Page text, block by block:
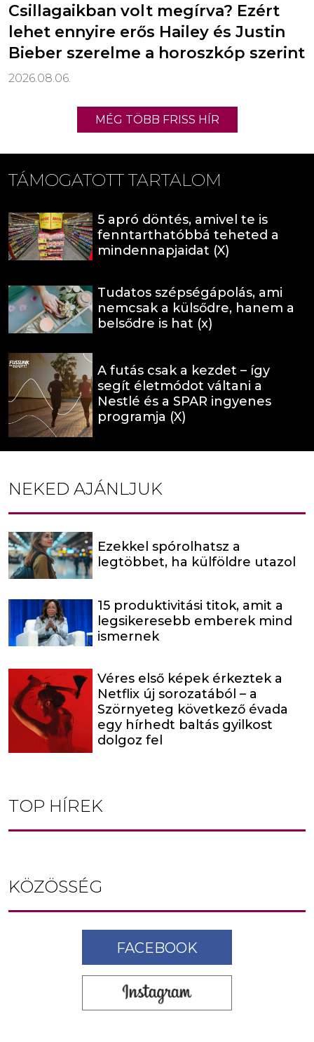
Csillagaikban volt megírva? Ezért
lehet ennyire erős Hailey és Justin
Bieber szerelme a horoszkóp szerint
2026.08.06.
MÉG TÖBB FRISS HÍR
TÁMOGATOTT TARTALOM
5 apró döntés, amivel te is
fenntarthatóbbá teheted a
mindennapjaidat (X)
Tudatos szépségápolás, ami
nemcsak a külsődre, hanem a
belsődre is hat (x)
A futás csak a kezdet – így
segít életmódot váltani a
Nestlé és a SPAR ingyenes
programja (X)
NEKED AJÁNLJUK
Ezekkel spórolhatsz a
legtöbbet, ha külföldre utazol
15 produktivitási titok, amit a
legsikeresebb emberek mind
ismernek
Véres első képek érkeztek a
Netflix új sorozatából – a
Szörnyeteg következő évada
egy hírhedt baltás gyilkost
dolgoz fel
TOP HÍREK
KÖZÖSSÉG
FACEBOOK